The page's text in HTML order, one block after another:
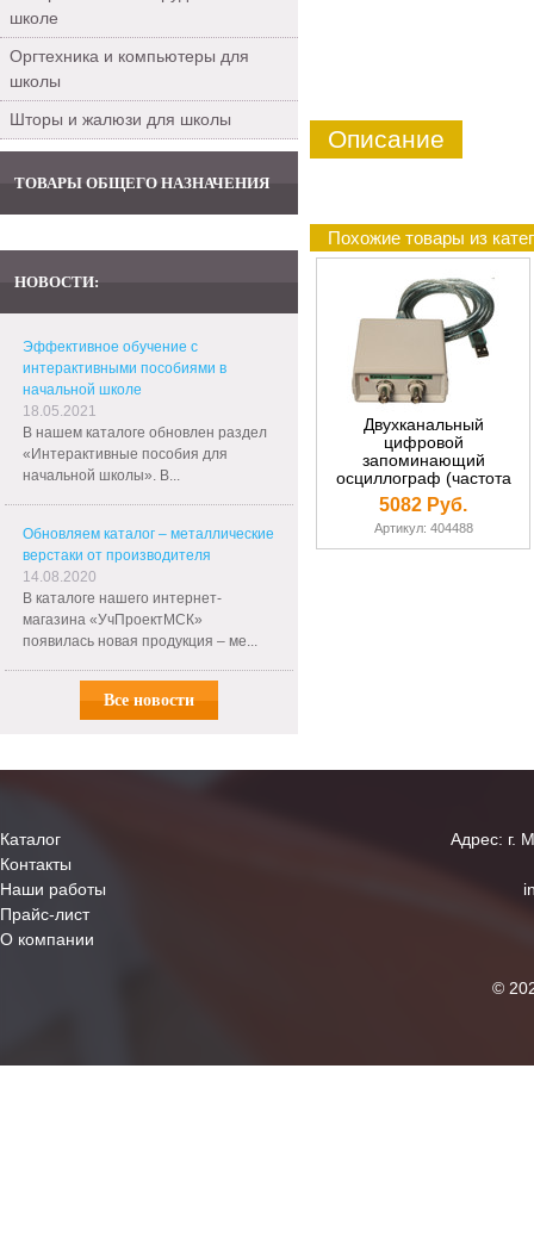
школе
Оргтехника и компьютеры для
школы
Шторы и жалюзи для школы
ТОВАРЫ ОБЩЕГО НАЗНАЧЕНИЯ
НОВОСТИ:
Эффективное обучение с
интерактивными пособиями в
начальной школе
18.05.2021
В нашем каталоге обновлен раздел
«Интерактивные пособия для
начальной школы». В...
Обновляем каталог – металлические
верстаки от производителя
14.08.2020
В каталоге нашего интернет-
магазина «УчПроектМСК»
появилась новая продукция – ме...
Все новости
Описание
Похожие товары из
Двухканальный
цифровой
запоминающий
осциллограф (частота
оцифровки до 400кгц)
5082 Руб.
Артикул: 404488
Каталог
Контакты
Наши работы
Прайс-лист
О компании
Адрес: г.
©